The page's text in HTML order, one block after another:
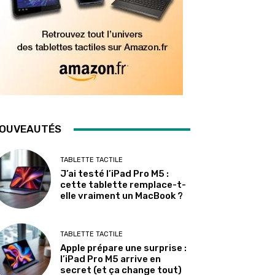
TABLETTE TACTILE
J’ai testé l’iPad Pro M5 :
cette tablette remplace-t-
elle vraiment un MacBook ?
TABLETTE TACTILE
Apple prépare une surprise :
l’iPad Pro M5 arrive en
secret (et ça change tout)